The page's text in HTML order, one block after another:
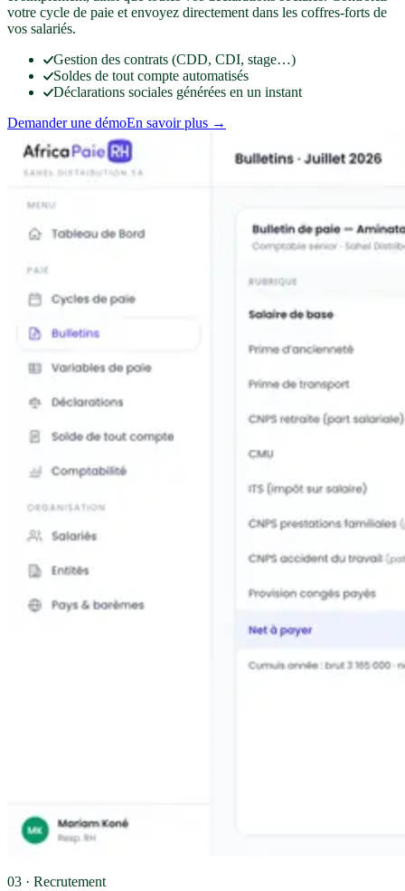
votre cycle de paie et envoyez directement dans les coffres-forts de
vos salariés.
Gestion des contrats (CDD, CDI, stage…)
Soldes de tout compte automatisés
Déclarations sociales générées en un instant
Demander une démoEn savoir plus →
03 · Recrutement